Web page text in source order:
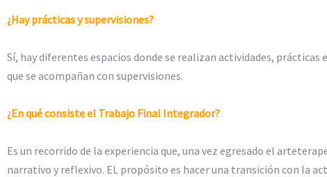
¿Hay prácticas y supervisiones?
Sí, hay diferentes espacios donde se realizan actividades,
que se acompañan con supervisiones.
¿En qué consiste el Trabajo Final Integrador?
Es un recorrido de la experiencia que, una vez egresado el
narrativo y reflexivo. EL propósito es hacer una transición con la